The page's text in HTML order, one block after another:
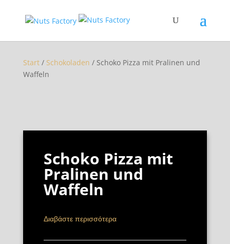
Start/ Schokoladen / Schoko Pizza mit Pralinen und
Waffeln
Schoko Pizza mit
Pralinen und
Waffeln
Διαβάστε περισσότερα